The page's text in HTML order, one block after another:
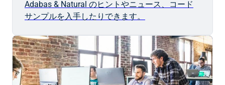
Adabas & Natural のヒントやニュース、コード
サンプルを入手したりできます。